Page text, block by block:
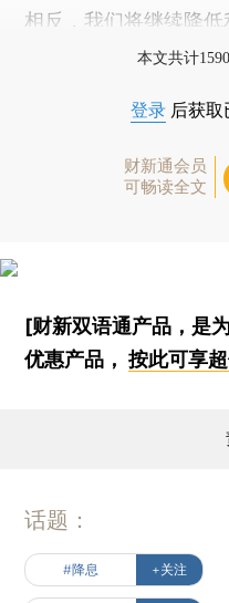
相反，我们将继续降低
本文共计
登录 后获取
财新通会员
可畅读全文
[财新双语通产品，是
优惠产品，按此可享
话题：
#降息 +关注